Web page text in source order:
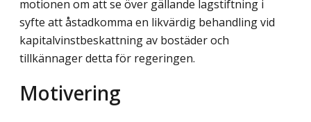
motionen om att se över gällande lagstiftning i
syfte att åstadkomma en likvärdig behandling vid
kapitalvinstbeskattning av bostäder och
tillkännager detta för regeringen.
Motivering